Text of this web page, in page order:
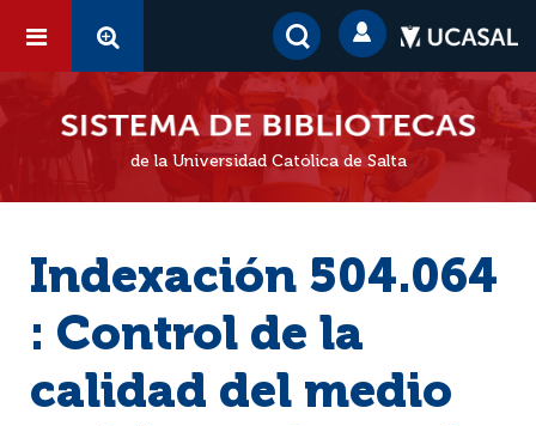
de la Universidad Católica de Salta
Indexación 504.064
: Control de la
calidad del medio